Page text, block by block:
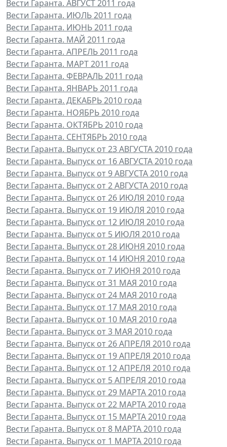
Вести Гаранта. АВГУСТ 2011 года
Вести Гаранта. ИЮЛЬ 2011 года
Вести Гаранта. ИЮНЬ 2011 года
Вести Гаранта. МАЙ 2011 года
Вести Гаранта. АПРЕЛЬ 2011 года
Вести Гаранта. МАРТ 2011 года
Вести Гаранта. ФЕВРАЛЬ 2011 года
Вести Гаранта. ЯНВАРЬ 2011 года
Вести Гаранта. ДЕКАБРЬ 2010 года
Вести Гаранта. НОЯБРЬ 2010 года
Вести Гаранта. ОКТЯБРЬ 2010 года
Вести Гаранта. СЕНТЯБРЬ 2010 года
Вести Гаранта. Выпуск от 23 АВГУСТА 2010 года
Вести Гаранта. Выпуск от 16 АВГУСТА 2010 года
Вести Гаранта. Выпуск от 9 АВГУСТА 2010 года
Вести Гаранта. Выпуск от 2 АВГУСТА 2010 года
Вести Гаранта. Выпуск от 26 ИЮЛЯ 2010 года
Вести Гаранта. Выпуск от 19 ИЮЛЯ 2010 года
Вести Гаранта. Выпуск от 12 ИЮЛЯ 2010 года
Вести Гаранта. Выпуск от 5 ИЮЛЯ 2010 года
Вести Гаранта. Выпуск от 28 ИЮНЯ 2010 года
Вести Гаранта. Выпуск от 14 ИЮНЯ 2010 года
Вести Гаранта. Выпуск от 7 ИЮНЯ 2010 года
Вести Гаранта. Выпуск от 31 МАЯ 2010 года
Вести Гаранта. Выпуск от 24 МАЯ 2010 года
Вести Гаранта. Выпуск от 17 МАЯ 2010 года
Вести Гаранта. Выпуск от 10 МАЯ 2010 года
Вести Гаранта. Выпуск от 3 МАЯ 2010 года
Вести Гаранта. Выпуск от 26 АПРЕЛЯ 2010 года
Вести Гаранта. Выпуск от 19 АПРЕЛЯ 2010 года
Вести Гаранта. Выпуск от 12 АПРЕЛЯ 2010 года
Вести Гаранта. Выпуск от 5 АПРЕЛЯ 2010 года
Вести Гаранта. Выпуск от 29 МАРТА 2010 года
Вести Гаранта. Выпуск от 22 МАРТА 2010 года
Вести Гаранта. Выпуск от 15 МАРТА 2010 года
Вести Гаранта. Выпуск от 8 МАРТА 2010 года
Вести Гаранта. Выпуск от 1 МАРТА 2010 года